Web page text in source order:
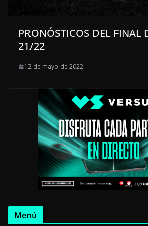
PRONÓSTICOS DEL FINAL
21/22
12 de mayo de 2022
Menú